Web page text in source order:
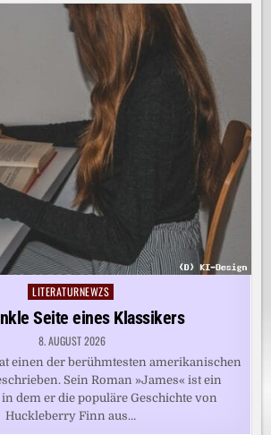
Posted
in
LITERATURNEWZS
Seite eines Klassikers
8. AUGUST 2026
einen der berühmtesten amerikanischen
Sein Roman »James« ist ein
dem er die populäre Geschichte von
Huckleberry Finn aus…